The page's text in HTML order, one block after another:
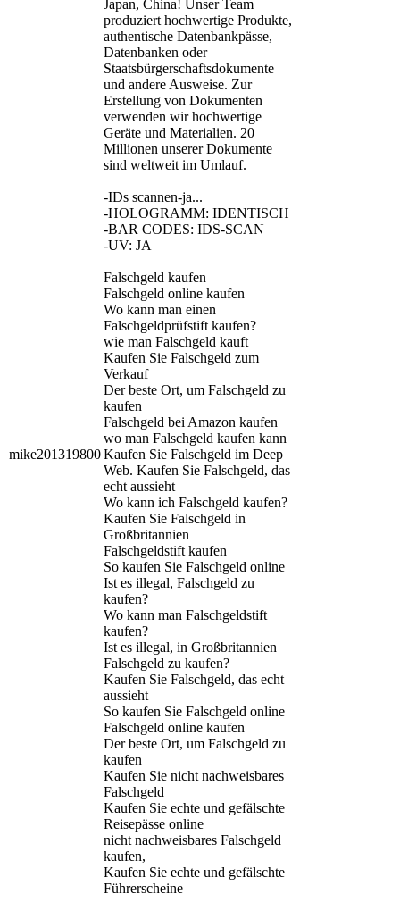
mike201319800
Japan, China! Unser Team
produziert hochwertige Produkte,
authentische Datenbankpässe,
Datenbanken oder
Staatsbürgerschaftsdokumente
und andere Ausweise. Zur
Erstellung von Dokumenten
verwenden wir hochwertige
Geräte und Materialien. 20
Millionen unserer Dokumente
sind weltweit im Umlauf.
-IDs scannen-ja...
-HOLOGRAMM: IDENTISCH
-BAR CODES: IDS-SCAN
-UV: JA
Falschgeld kaufen
Falschgeld online kaufen
Wo kann man einen
Falschgeldprüfstift kaufen?
wie man Falschgeld kauft
Kaufen Sie Falschgeld zum
Verkauf
Der beste Ort, um Falschgeld zu
kaufen
Falschgeld bei Amazon kaufen
wo man Falschgeld kaufen kann
Kaufen Sie Falschgeld im Deep
Web. Kaufen Sie Falschgeld, das
echt aussieht
Wo kann ich Falschgeld kaufen?
Kaufen Sie Falschgeld in
Großbritannien
Falschgeldstift kaufen
So kaufen Sie Falschgeld online
Ist es illegal, Falschgeld zu
kaufen?
Wo kann man Falschgeldstift
kaufen?
Ist es illegal, in Großbritannien
Falschgeld zu kaufen?
Kaufen Sie Falschgeld, das echt
aussieht
So kaufen Sie Falschgeld online
Falschgeld online kaufen
Der beste Ort, um Falschgeld zu
kaufen
Kaufen Sie nicht nachweisbares
Falschgeld
Kaufen Sie echte und gefälschte
Reisepässe online
nicht nachweisbares Falschgeld
kaufen,
Kaufen Sie echte und gefälschte
Führerscheine